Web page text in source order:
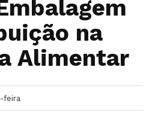
na
Alimentar
feira